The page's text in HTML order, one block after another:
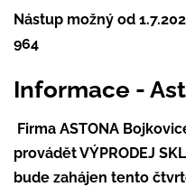
Nástup možný od
964
Informace -
Firma ASTONA
provádět VÝPRODEJ
bude zahájen tento